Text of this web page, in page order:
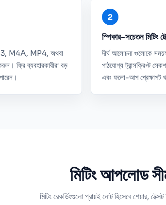
M4A, MP4, অথবা
ফ্রি ব্যবহারকারীরা বড়
স্পিকার-সচেতন মিটিং
দীর্ঘ আলোচনা গুলোকে
পাঠযোগ্য ট্রান্সক্রিপ্ট
এবং ফলো-আপ প্রেক্ষাপট
মিটিং আপলোড
মিটিং রেকর্ডিংগুলো প্রায়ই নোট হিসেবে শেয়ার,